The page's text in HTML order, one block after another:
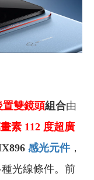
置雙鏡頭組合由
畫素 112 度超廣
感光元件，
光線條件。前